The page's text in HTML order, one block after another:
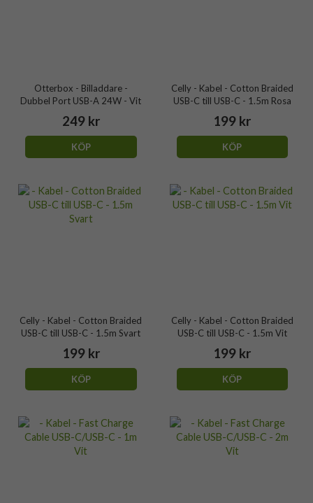
Otterbox - Billaddare -
Dubbel Port USB-A 24W - Vit
249 kr
KÖP
Celly - Kabel - Cotton Braided
USB-C till USB-C - 1.5m Rosa
199 kr
KÖP
Celly - Kabel - Cotton Braided
USB-C till USB-C - 1.5m Svart
199 kr
KÖP
Celly - Kabel - Cotton Braided
USB-C till USB-C - 1.5m Vit
199 kr
KÖP